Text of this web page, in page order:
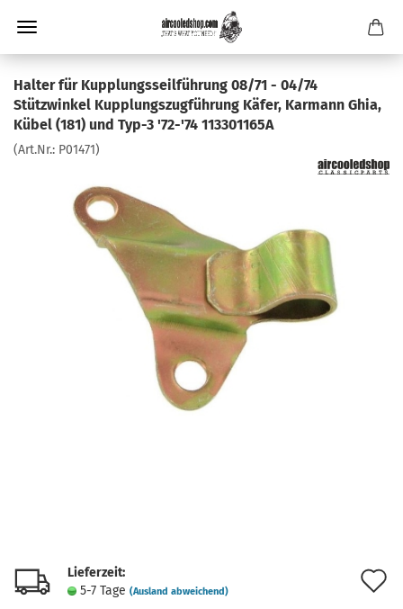
Halter für Kupplungsseilführung 08/71 - 04/74
Stützwinkel Kupplungszugführung Käfer, Karmann Ghia,
Kübel (181) und Typ-3 '72-'74 113301165A
(Art.Nr.: P01471)
Lieferzeit:
5-7 Tage (Ausland abweichend)